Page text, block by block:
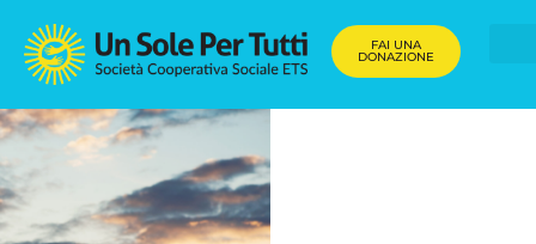
FAI UNA
DONAZIONE